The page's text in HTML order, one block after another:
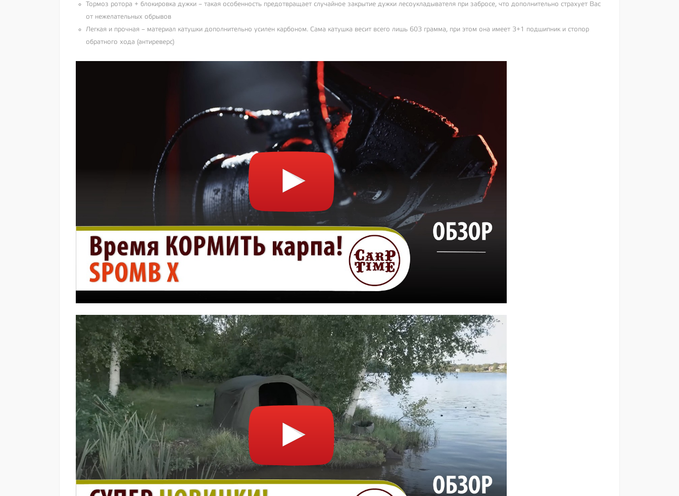
Тормоз ротора + блокировка дужки – такая особенность предотвращает случайное закрытие дужки лесоукладывателя при забросе, что дополнительно страхует Вас
от нежелательных обрывов
Легкая и прочная – материал катушки дополнительно усилен карбоном. Сама катушка весит всего лишь 603 грамма, при этом она имеет 3+1 подшипник и стопор
обратного хода (антиреверс)